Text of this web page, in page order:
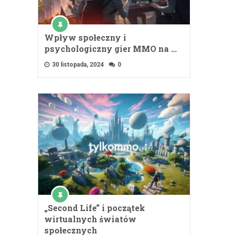
Wpływ społeczny i
psychologiczny gier MMO na …
30 listopada, 2024 0
„Second Life” i początek
wirtualnych światów
społecznych